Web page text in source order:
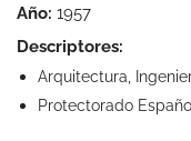
Año: 1957
Descriptores:
Arquitectura,
Protectorado